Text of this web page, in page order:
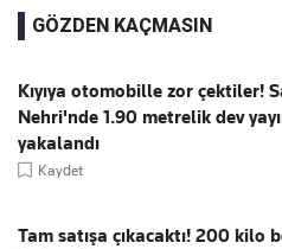
GÖZDEN KAÇMASIN
Kıyıya otomobille zor çektiler!
Nehri'nde 1.90 metrelik dev
yakalandı
Kaydet
Tam satışa çıkacaktı! 200 kilo